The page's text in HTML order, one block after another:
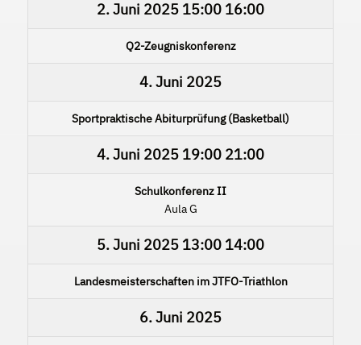
2. Juni 2025 15:00 16:00
Q2-Zeugniskonferenz
4. Juni 2025
Sportpraktische Abiturprüfung (Basketball)
4. Juni 2025 19:00 21:00
Schulkonferenz II
Aula G
5. Juni 2025 13:00 14:00
Landesmeisterschaften im JTFO-Triathlon
6. Juni 2025